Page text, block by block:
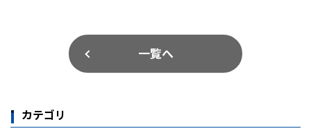
一覧へ
カテゴリ